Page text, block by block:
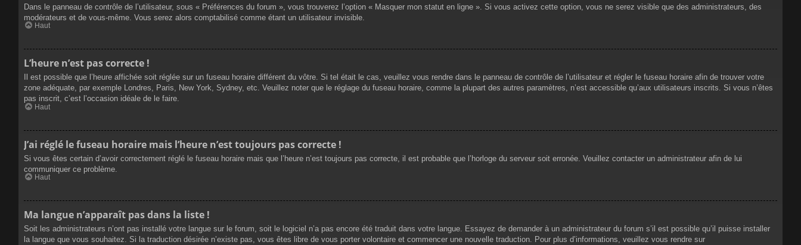
Dans le panneau de contrôle de l’utilisateur, sous « Préférences du forum », vous trouverez l’option « Masquer mon statut en ligne ». Si vous activez cette option, vous ne serez visible que des administrateurs, des
modérateurs et de vous-même. Vous serez alors comptabilisé comme étant un utilisateur invisible.
Haut
L’heure n’est pas correcte !
Il est possible que l’heure affichée soit réglée sur un fuseau horaire différent du vôtre. Si tel était le cas, veuillez vous rendre dans le panneau de contrôle de l’utilisateur et régler le fuseau horaire afin de trouver votre
zone adéquate, par exemple Londres, Paris, New York, Sydney, etc. Veuillez noter que le réglage du fuseau horaire, comme la plupart des autres paramètres, n’est accessible qu’aux utilisateurs inscrits. Si vous n’êtes
pas inscrit, c’est l’occasion idéale de le faire.
Haut
J’ai réglé le fuseau horaire mais l’heure n’est toujours pas correcte !
Si vous êtes certain d’avoir correctement réglé le fuseau horaire mais que l’heure n’est toujours pas correcte, il est probable que l’horloge du serveur soit erronée. Veuillez contacter un administrateur afin de lui
communiquer ce problème.
Haut
Ma langue n’apparaît pas dans la liste !
Soit les administrateurs n’ont pas installé votre langue sur le forum, soit le logiciel n’a pas encore été traduit dans votre langue. Essayez de demander à un administrateur du forum s’il est possible qu’il puisse installer
la langue que vous souhaitez. Si la traduction désirée n’existe pas, vous êtes libre de vous porter volontaire et commencer une nouvelle traduction. Pour plus d’informations, veuillez vous rendre sur